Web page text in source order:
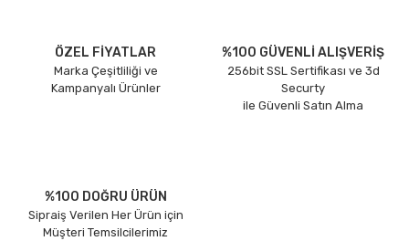
ÖZEL FİYATLAR
Marka Çeşitliliği ve
Kampanyalı Ürünler
%100 GÜVENLİ ALIŞVERİŞ
256bit SSL Sertifikası ve 3d
Securty
ile Güvenli Satın Alma
%100 DOĞRU ÜRÜN
Sipraiş Verilen Her Ürün için
Müşteri Temsilcilerimiz